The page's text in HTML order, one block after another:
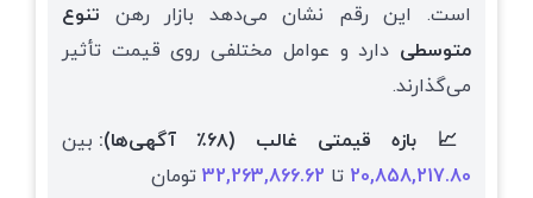
است.
این رقم نشان می‌دهد بازار رهن تنوع
متوسطی دارد و عوامل مختلفی روی قیمت تأثیر
می‌گذارند.
📈 بازه قیمتی غالب (۶۸٪ آگهی‌ها):
بین
20,858,217.80 تا 32,263,866.62 تومان